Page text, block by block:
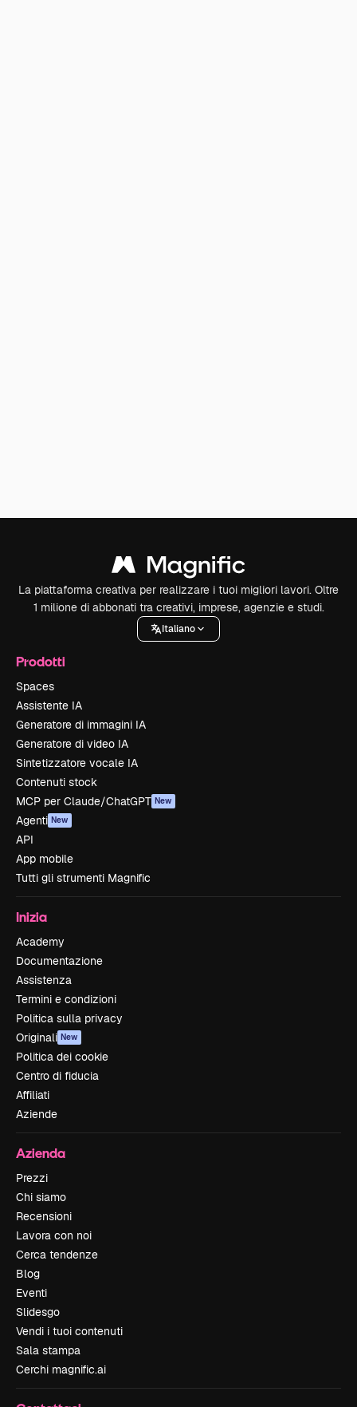
La piattaforma creativa per realizzare i tuoi migliori lavori. Oltre
1 milione di abbonati tra creativi, imprese, agenzie e studi.
Italiano
Prodotti
Spaces
Assistente IA
Generatore di immagini IA
Generatore di video IA
Sintetizzatore vocale IA
Contenuti stock
MCP per Claude/ChatGPT New
Agenti New
API
App mobile
Tutti gli strumenti Magnific
Inizia
Academy
Documentazione
Assistenza
Termini e condizioni
Politica sulla privacy
Originali New
Politica dei cookie
Centro di fiducia
Affiliati
Aziende
Azienda
Prezzi
Chi siamo
Recensioni
Lavora con noi
Cerca tendenze
Blog
Eventi
Slidesgo
Vendi i tuoi contenuti
Sala stampa
Cerchi magnific.ai